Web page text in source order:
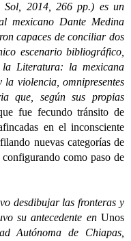
2014, 266 pp.) es un
mexicano Dante Medina
capaces de conciliar dos
escenario bibliográfico,
Literatura: la mexicana
violencia, omnipresentes
que, según sus propias
fue fecundo tránsito de
en el inconsciente
nuevas categorías de
como paso de
las fronteras y
su antecedente en Unos
Autónoma de Chiapas,